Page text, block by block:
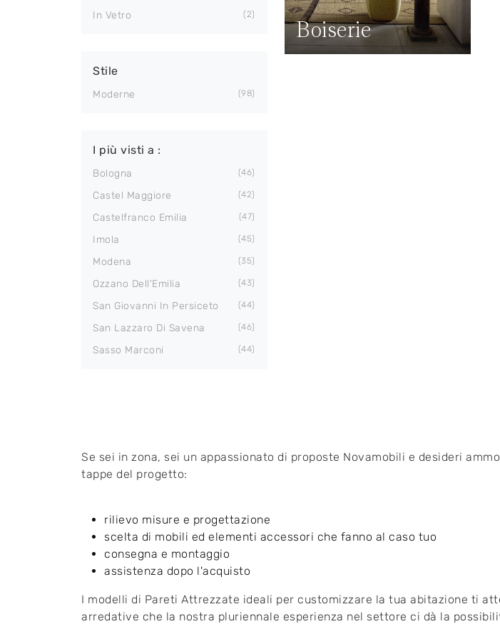
In Vetro 2
Stile
Moderne 98
I più visti a :
Bologna 46
Castel Maggiore 42
Castelfranco Emilia 47
Imola 45
Modena 35
Ozzano Dell'Emilia 43
San Giovanni In Persiceto 44
San Lazzaro Di Savena 46
Sasso Marconi 44
Boiserie
Se sei in zona, sei un appassionato di proposte Novamobili e desideri
tappe del progetto:
rilievo misure e progettazione
scelta di mobili ed elementi accessori che fanno al caso tuo
consegna e montaggio
assistenza dopo l'acquisto
I modelli di Pareti Attrezzate ideali per customizzare la tua abitazione ti
arredative che la nostra pluriennale esperienza nel settore ci dà la